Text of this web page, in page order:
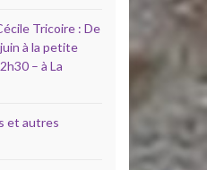
Tricoire : De
à la petite
– à La
et autres